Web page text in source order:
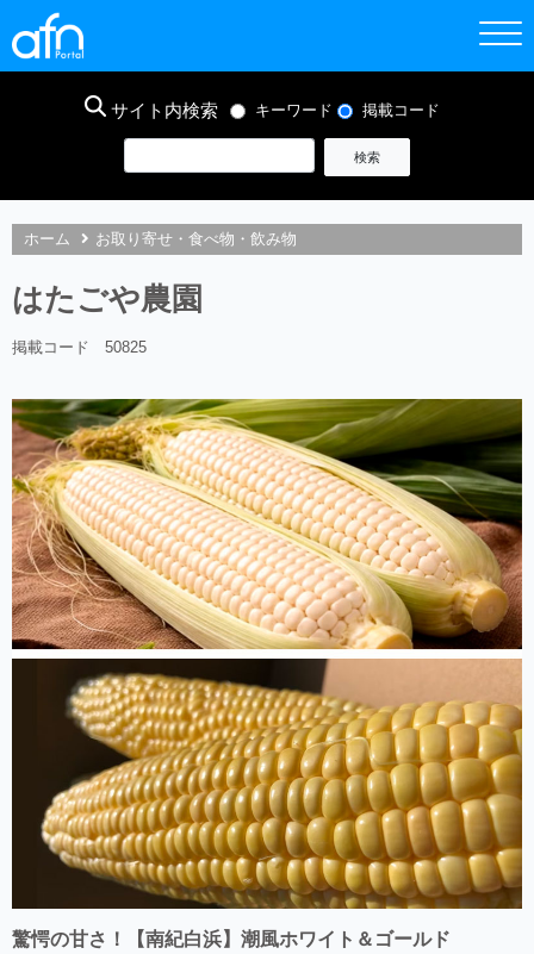
サイト内検索 キーワード 掲載コード
ホーム お取り寄せ・食べ物・飲み物
はたごや農園
掲載コード 50825
驚愕の甘さ！【南紀白浜】潮風ホワイト＆ゴールド